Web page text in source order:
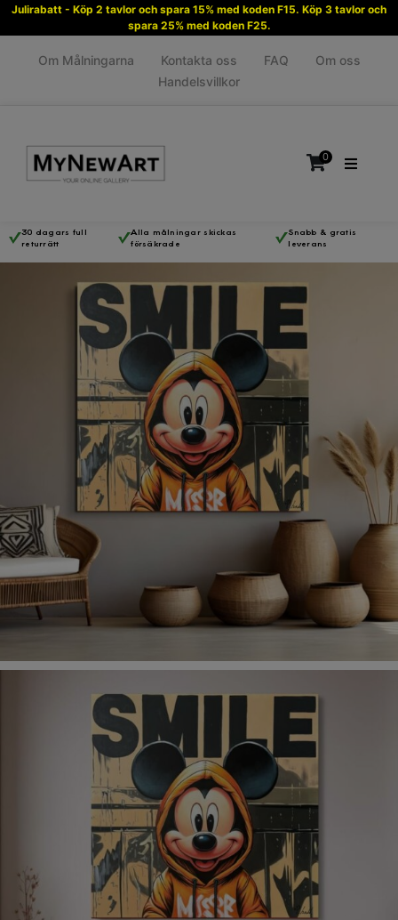
Julirabatt - Köp 2 tavlor och spara 15% med koden F15. Köp 3 tavlor och
spara 25% med koden F25.
Om Målningarna Kontakta oss FAQ
Om oss
Handelsvillkor
0
Inga produkter i varukorgen.
30 dagars full
returrätt
Alla målningar skickas
försäkrade
Snabb & gratis
leverans